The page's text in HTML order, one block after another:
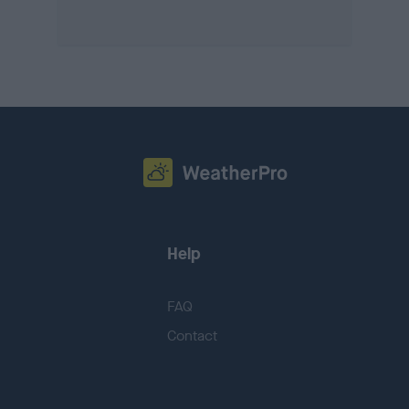
Help
FAQ
Contact